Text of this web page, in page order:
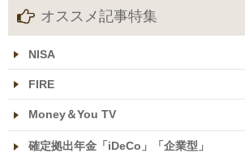
オススメ記事特集
NISA
FIRE
Money＆You TV
確定拠出年金「iDeCo」「企業型」